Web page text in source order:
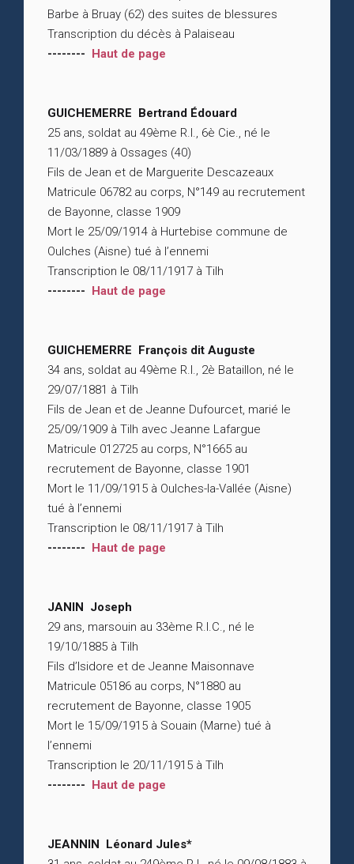
Barbe à Bruay (62) des suites de blessures
Transcription du décès à Palaiseau
-------- Haut de page
GUICHEMERRE Bertrand Édouard
25 ans, soldat au 49ème R.I., 6è Cie., né le
11/03/1889 à Ossages (40)
Fils de Jean et de Marguerite Descazeaux
Matricule 06782 au corps, N°149 au recrutement
de Bayonne, classe 1909
Mort le 25/09/1914 à Hurtebise commune de
Oulches (Aisne) tué à l’ennemi
Transcription le 08/11/1917 à Tilh
-------- Haut de page
GUICHEMERRE François dit Auguste
34 ans, soldat au 49ème R.I., 2è Bataillon, né le
29/07/1881 à Tilh
Fils de Jean et de Jeanne Dufourcet, marié le
25/09/1909 à Tilh avec Jeanne Lafargue
Matricule 012725 au corps, N°1665 au
recrutement de Bayonne, classe 1901
Mort le 11/09/1915 à Oulches-la-Vallée (Aisne)
tué à l’ennemi
Transcription le 08/11/1917 à Tilh
-------- Haut de page
JANIN Joseph
29 ans, marsouin au 33ème R.I.C., né le
19/10/1885 à Tilh
Fils d’Isidore et de Jeanne Maisonnave
Matricule 05186 au corps, N°1880 au
recrutement de Bayonne, classe 1905
Mort le 15/09/1915 à Souain (Marne) tué à
l’ennemi
Transcription le 20/11/1915 à Tilh
-------- Haut de page
JEANNIN Léonard Jules*